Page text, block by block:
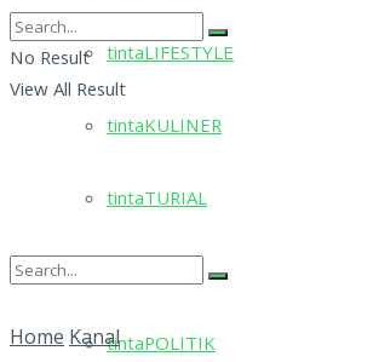
tintaLIFESTYLE
tintaKULINER
tintaTURIAL
tintaPOLITIK
No Result
View All Result
Home Kanal